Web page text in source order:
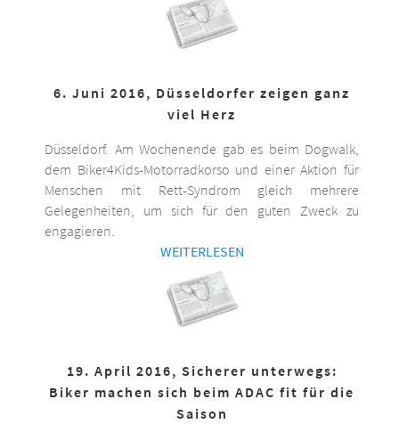
6. Juni 2016, Düsseldorfer zeigen ganz
viel Herz
Düsseldorf. Am Wochenende gab es beim Dogwalk,
dem Biker4Kids-Motorradkorso und einer Aktion für
Menschen mit Rett-Syndrom gleich mehrere
Gelegenheiten, um sich für den guten Zweck zu
engagieren.
WEITERLESEN
19. April 2016, Sicherer unterwegs:
Biker machen sich beim ADAC fit für die
Saison